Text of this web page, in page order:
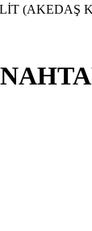
(AKEDAŞ